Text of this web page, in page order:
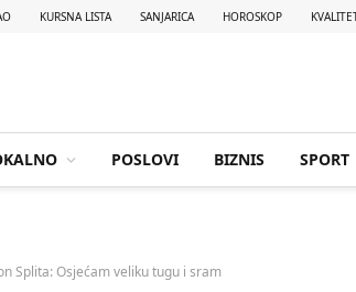
KURSNA LISTA SANJARICA HOROSKOP
POSLOVI BIZNIS SPORT
Splita: Osjećam veliku tugu i sram